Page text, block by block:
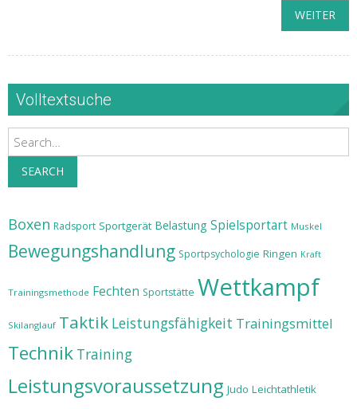
WEITER
Volltextsuche
Search
SEARCH
Boxen Radsport Sportgerät Belastung Spielsportart Muskel
Bewegungshandlung Sportpsychologie Ringen Kraft
Trainingsmethode Fechten Sportstätte Wettkampf
Skilanglauf Taktik Leistungsfähigkeit Trainingsmittel
Technik Training
Leistungsvoraussetzung Judo Leichtathletik